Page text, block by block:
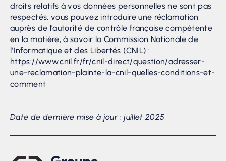
droits relatifs à vos données personnelles ne sont pas
respectés, vous pouvez introduire une réclamation
auprès de l’autorité de contrôle française compétente
en la matière, à savoir la Commission Nationale de
l’Informatique et des Libertés (CNIL) :
https://www.cnil.fr/fr/cnil-direct/question/adresser-
une-reclamation-plainte-la-cnil-quelles-conditions-et-
comment
Date de dernière mise à jour : juillet 2025